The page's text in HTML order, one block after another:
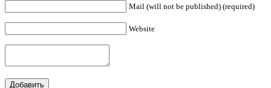
Mail (will not be published) (required)
Website